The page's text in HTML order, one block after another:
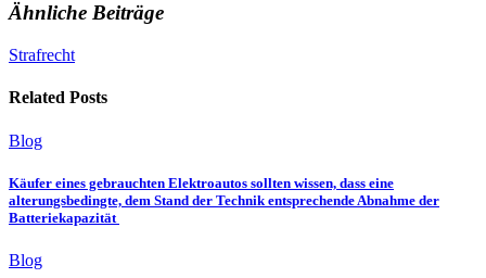
Ähnliche Beiträge
Strafrecht
Related Posts
Blog
Käufer eines gebrauchten Elektroautos sollten wissen, dass eine
alterungsbedingte, dem Stand der Technik entsprechende Abnahme der
Batteriekapazität
Blog